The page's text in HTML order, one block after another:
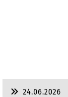
24.06.2026